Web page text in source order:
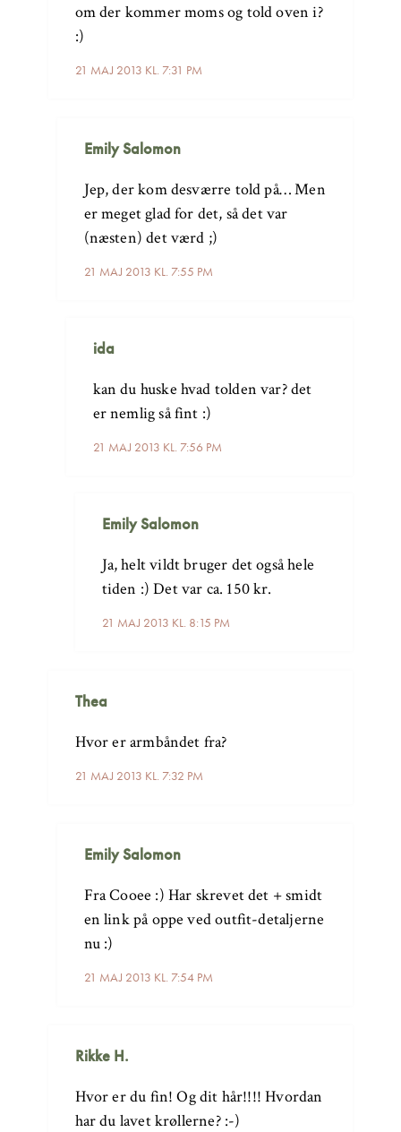
21 MAJ 2013 KL. 7:31 PM
om der kommer moms og told oven i?
:)
Emily Salomon
21 MAJ 2013 KL. 7:55 PM
Jep, der kom desværre told på… Men
er meget glad for det, så det var
(næsten) det værd ;)
ida
21 MAJ 2013 KL. 7:56 PM
kan du huske hvad tolden var? det
er nemlig så fint :)
Emily Salomon
21 MAJ 2013 KL. 8:15 PM
Ja, helt vildt bruger det også hele
tiden :) Det var ca. 150 kr.
Thea
21 MAJ 2013 KL. 7:32 PM
Hvor er armbåndet fra?
Emily Salomon
21 MAJ 2013 KL. 7:54 PM
Fra Cooee :) Har skrevet det + smidt
en link på oppe ved outfit-detaljerne
nu :)
Rikke H.
Hvor er du fin! Og dit hår!!!! Hvordan
har du lavet krøllerne? :-)